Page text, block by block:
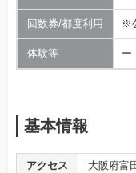
回数券/都度利用 ※
体験等 ー
基本情報
アクセス
大阪府富